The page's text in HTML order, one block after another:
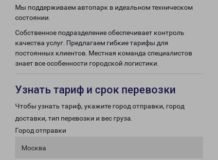
Мы поддерживаем автопарк в идеальном техническом
состоянии.
Собственное подразделение обеспечивает контроль
качества услуг. Предлагаем гибкие тарифы для
постоянных клиентов. Местная команда специалистов
знает все особенности городской логистики.
Узнать тариф и срок перевозки
Чтобы узнать тариф, укажите город отправки, город
доставки, тип перевозки и вес груза.
Город отправки
Москва